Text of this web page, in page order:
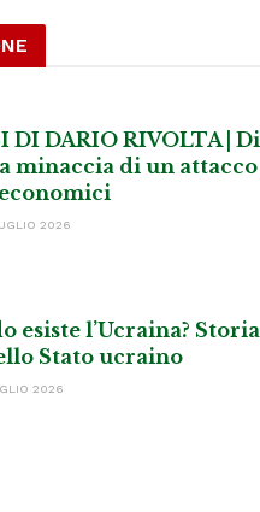
DI DARIO RIVOLTA |
minaccia di un
2026
esiste l’Ucraina?
Stato ucraino
2026